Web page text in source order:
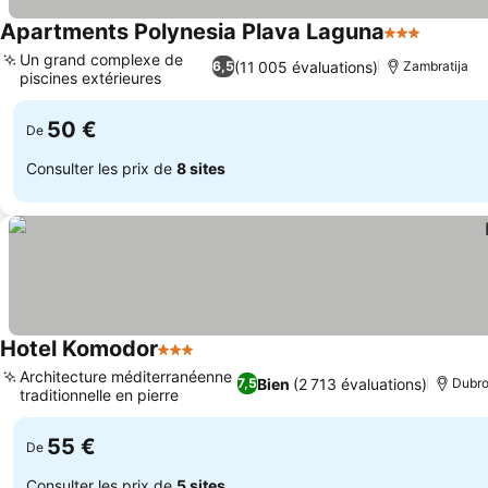
Apartments Polynesia Plava Laguna3 Étoiles
6,5(11 005 évaluations)
Un grand complexe de
piscines extérieures
Zambratija
De 50 €
Consulter les prix de 8 sites
Hotel Komodor3 Étoiles
7,5Bien (2 713 évaluations)
Architecture méditerranéenne
traditionnelle en pierre
De 55 €